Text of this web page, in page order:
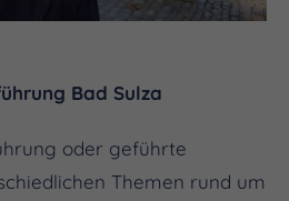
Bad Sulza
oder geführte
Themen rund um